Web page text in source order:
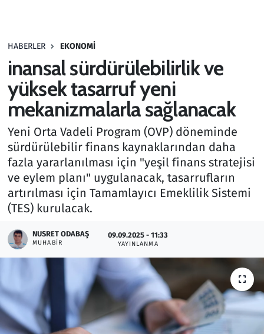
HABERLER EKONOMI
inansal sürdürülebilirlik ve
yüksek tasarruf yeni
mekanizmalarla sağlanacak
Yeni Orta Vadeli Program (OVP) döneminde
sürdürülebilir finans kaynaklarından daha
fazla yararlanılması için "yeşil finans stratejisi
ve eylem planı" uygulanacak, tasarrufların
artırılması için Tamamlayıcı Emeklilik Sistemi
(TES) kurulacak.
NUSRET ODABAŞ
MUHABIR
09.09.2025 - 11:33
YAYINLANMA
Haber
Kültür Sanat
Kurumsal Haberler
Lezzet Durağı
Memur ve Kamu
Otomobil
Oyun
Ramazan
Resmi İlanlar
Rüya Tabirleri